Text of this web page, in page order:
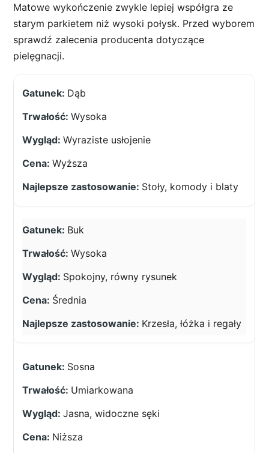
Matowe wykończenie zwykle lepiej współgra ze
starym parkietem niż wysoki połysk. Przed wyborem
sprawdź zalecenia producenta dotyczące
pielęgnacji.
Dąb
Wysoka
Wyraziste usłojenie
Wyższa
Stoły, komody i blaty
Buk
Wysoka
Spokojny, równy rysunek
Średnia
Krzesła, łóżka i regały
Sosna
Umiarkowana
Jasna, widoczne sęki
Niższa